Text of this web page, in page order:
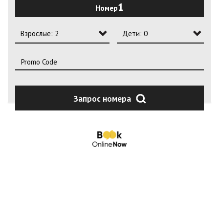
3
Номер1
Взрослые: 2
Взрослые: 2
Дети: 0
Дети: 1
Дети: 2
Запрос номера